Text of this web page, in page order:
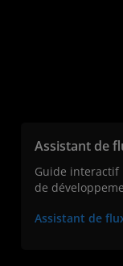
Assistant de
Guide interactif
de
Assistant de